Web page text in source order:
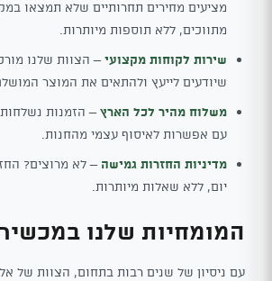
מציעים מחירים תחרותיים שלא תמצאו
מתווכים, ללא תוספות מיותרות.
שירות לקוחות מקצועי– הצוות שלנו
שיודעים לייעץ ולהתאים את המוצר
משלוח מהיר לכל הארץ
עם אפשרות לאיסוף עצמי מהחנות.
מדיניות החזרות גמישה
יום, ללא שאלות מיותרות.
המומחיות שלנו
עם ניסיון של שנים רבות בתחום, הצוות של